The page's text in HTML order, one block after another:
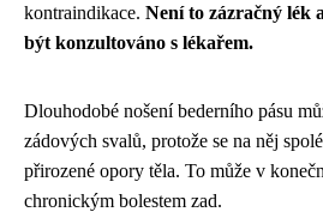
kontraindikace. Není to zázračný lék
být konzultováno s lékařem.
Dlouhodobé nošení bederního pásu
zádových svalů, protože se na něj
přirozené opory těla. To může v
chronickým bolestem zad.